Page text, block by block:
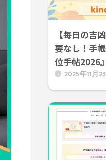
【毎日の吉
要なし！手
位手帖2026
2025年11月